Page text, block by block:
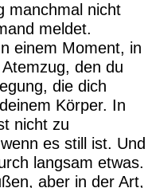
manchmal nicht
meldet.
einem Moment, in
den du
die dich
Körper. In
nicht zu
es still ist. Und
langsam etwas.
aber in der Art,